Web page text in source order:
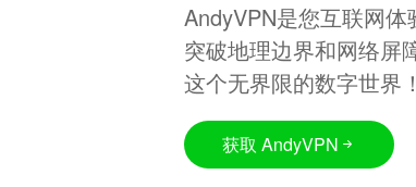
AndyVPN是您互联网
突破地理边界和网络屏
这个无界限的数字世界！
获取 AndyVPN